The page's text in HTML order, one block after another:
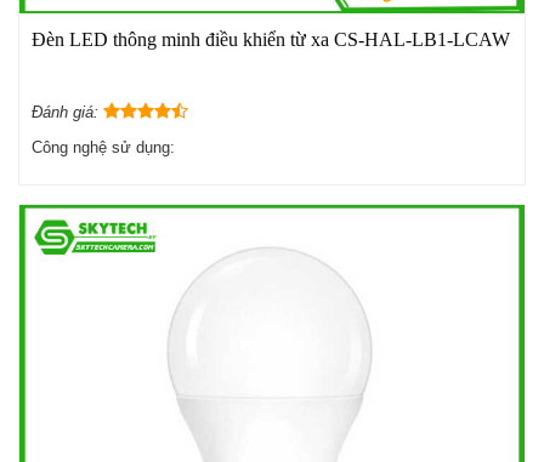
Đèn LED thông minh điều khiển từ xa CS-HAL-LB1-LCAW
Đánh giá:
Công nghệ sử dụng: